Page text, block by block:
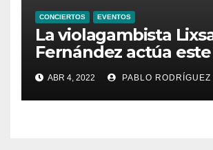
CONCIERTOS EVENTOS
La violagambista
Fernández actúa
en el ciclo de música
directo de Fundación
Blanch
ABR 4, 2022 PABLO